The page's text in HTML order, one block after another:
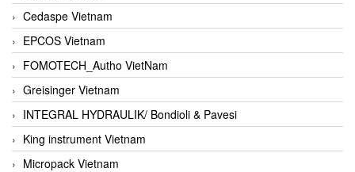
Cedaspe Vietnam
EPCOS Vietnam
FOMOTECH_Autho VietNam
Greisinger Vietnam
INTEGRAL HYDRAULIK/ Bondioli & Pavesi
King instrument Vietnam
Micropack Vietnam